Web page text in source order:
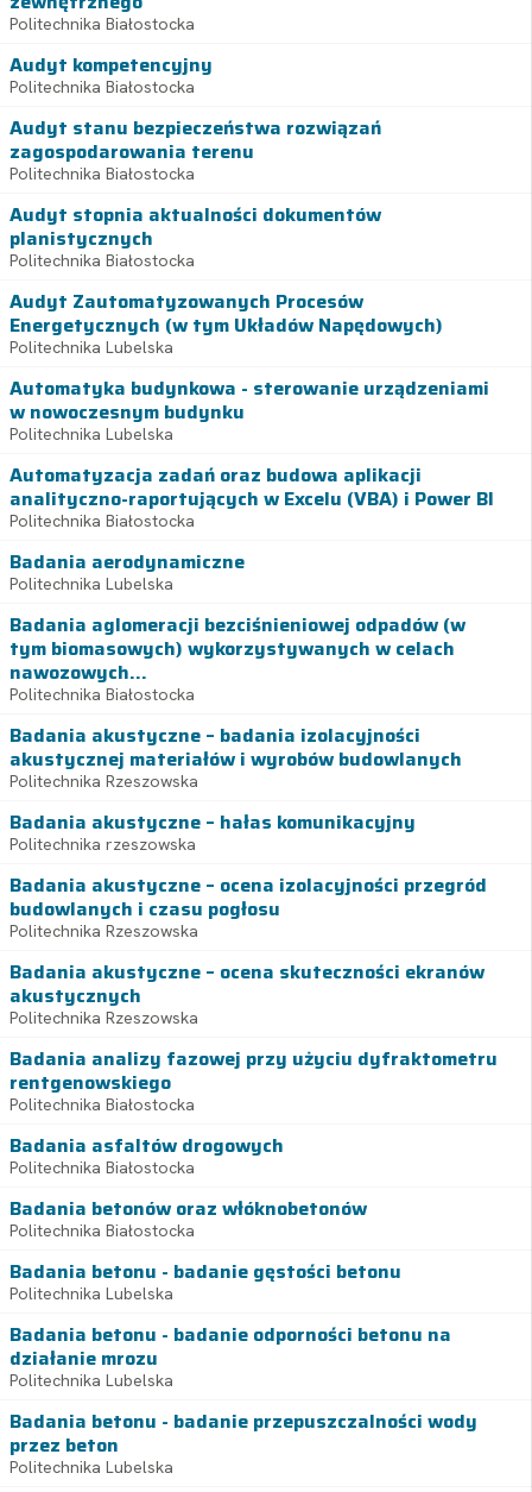
Politechnika Białostocka
Audyt kompetencyjny
Politechnika Białostocka
Audyt stanu bezpieczeństwa rozwiązań
zagospodarowania terenu
Politechnika Białostocka
Audyt stopnia aktualności dokumentów
planistycznych
Politechnika Białostocka
Audyt Zautomatyzowanych Procesów
Energetycznych (w tym Układów Napędowych)
Politechnika Lubelska
Automatyka budynkowa - sterowanie urządzeniami
w nowoczesnym budynku
Politechnika Lubelska
Automatyzacja zadań oraz budowa aplikacji
analityczno-raportujących w Excelu (VBA) i Power BI
Politechnika Białostocka
Badania aerodynamiczne
Politechnika Lubelska
Badania aglomeracji bezciśnieniowej odpadów (w
tym biomasowych) wykorzystywanych w celach
nawozowych...
Politechnika Białostocka
Badania akustyczne – badania izolacyjności
akustycznej materiałów i wyrobów budowlanych
Politechnika Rzeszowska
Badania akustyczne – hałas komunikacyjny
Politechnika rzeszowska
Badania akustyczne – ocena izolacyjności przegród
budowlanych i czasu pogłosu
Politechnika Rzeszowska
Badania akustyczne – ocena skuteczności ekranów
akustycznych
Politechnika Rzeszowska
Badania analizy fazowej przy użyciu dyfraktometru
rentgenowskiego
Politechnika Białostocka
Badania asfaltów drogowych
Politechnika Białostocka
Badania betonów oraz włóknobetonów
Politechnika Białostocka
Badania betonu - badanie gęstości betonu
Politechnika Lubelska
Badania betonu - badanie odporności betonu na
działanie mrozu
Politechnika Lubelska
Badania betonu - badanie przepuszczalności wody
przez beton
Politechnika Lubelska